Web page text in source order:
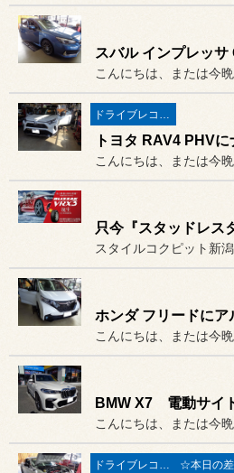
こんにちは、または今
ドライブレコーダー・レーダー
こんにちは、または今
こんにちは、または今
BMW X7 電動サイ
こんにちは、または今
ドライブレコーダー・レーダー